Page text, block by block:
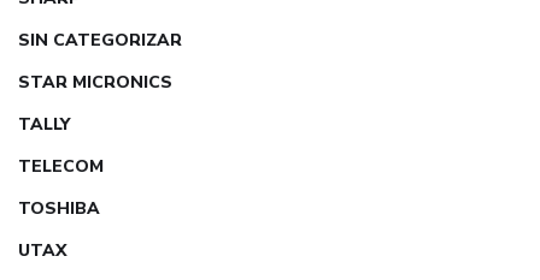
SIN CATEGORIZAR
STAR MICRONICS
TALLY
TELECOM
TOSHIBA
UTAX